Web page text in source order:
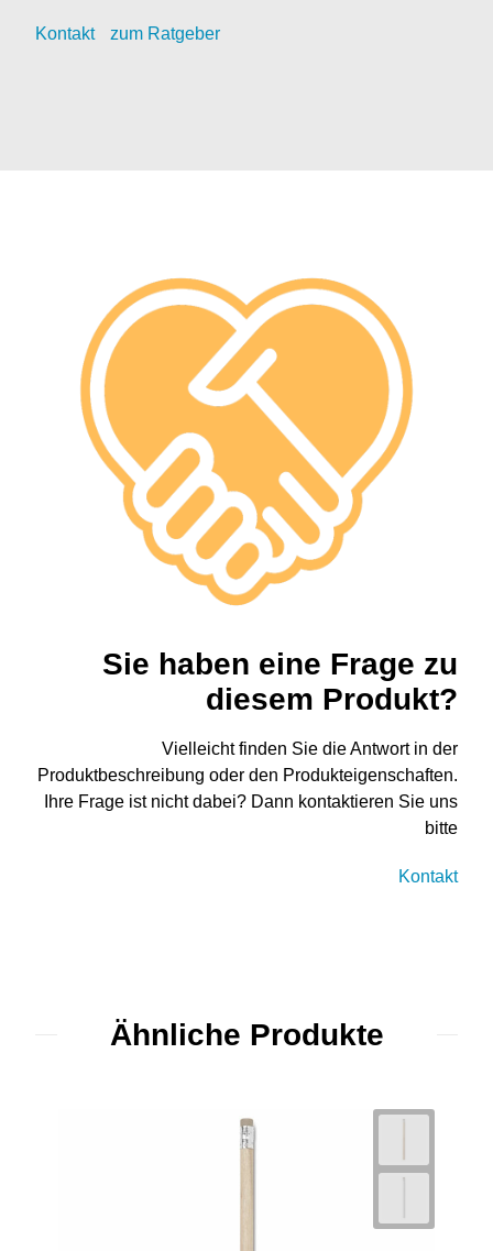
Kontakt zum Ratgeber
Sie haben eine Frage zu
diesem Produkt?
Vielleicht finden Sie die Antwort in der
Produktbeschreibung oder den Produkteigenschaften.
Ihre Frage ist nicht dabei? Dann kontaktieren Sie uns
bitte
Kontakt
Ähnliche Produkte